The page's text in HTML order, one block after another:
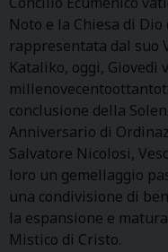
Noto e la Chiesa di
rappresentata dal suo
Kataliko, oggi, Giovedì
conclusione della
Anniversario di
Salvatore Nicolosi,
loro un gemellaggio
una condivisione di
la espansione e
Mistico di Cristo.